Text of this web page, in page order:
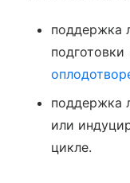
поддержка
подготовки
поддержка
или
цикле.